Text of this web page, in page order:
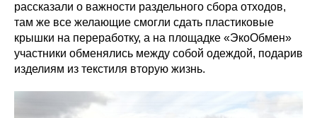
рассказали о важности раздельного сбора отходов,
там же все желающие смогли сдать пластиковые
крышки на переработку, а на площадке «ЭкоОбмен»
участники обменялись между собой одеждой, подарив
изделиям из текстиля вторую жизнь.